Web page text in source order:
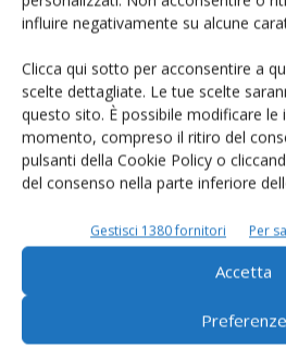
influire negativamente su alcune
Clicca qui sotto per acconsentire a
scelte dettagliate. Le tue scelte
questo sito. È possibile modificare le
momento, compreso il ritiro del
pulsanti della Cookie Policy o
del consenso nella parte inferiore
Gestisci 1380 fornitori Per
Accetta
Preferenze
Rimani aggiornato
Iscriviti alle nostre